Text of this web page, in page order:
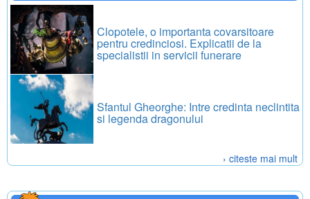
Clopotele, o importanta covarsitoare
pentru credinciosi. Explicatii de la
specialistii in servicii funerare
Sfantul Gheorghe: Intre credinta neclintita
si legenda dragonului
› citeste mai mult